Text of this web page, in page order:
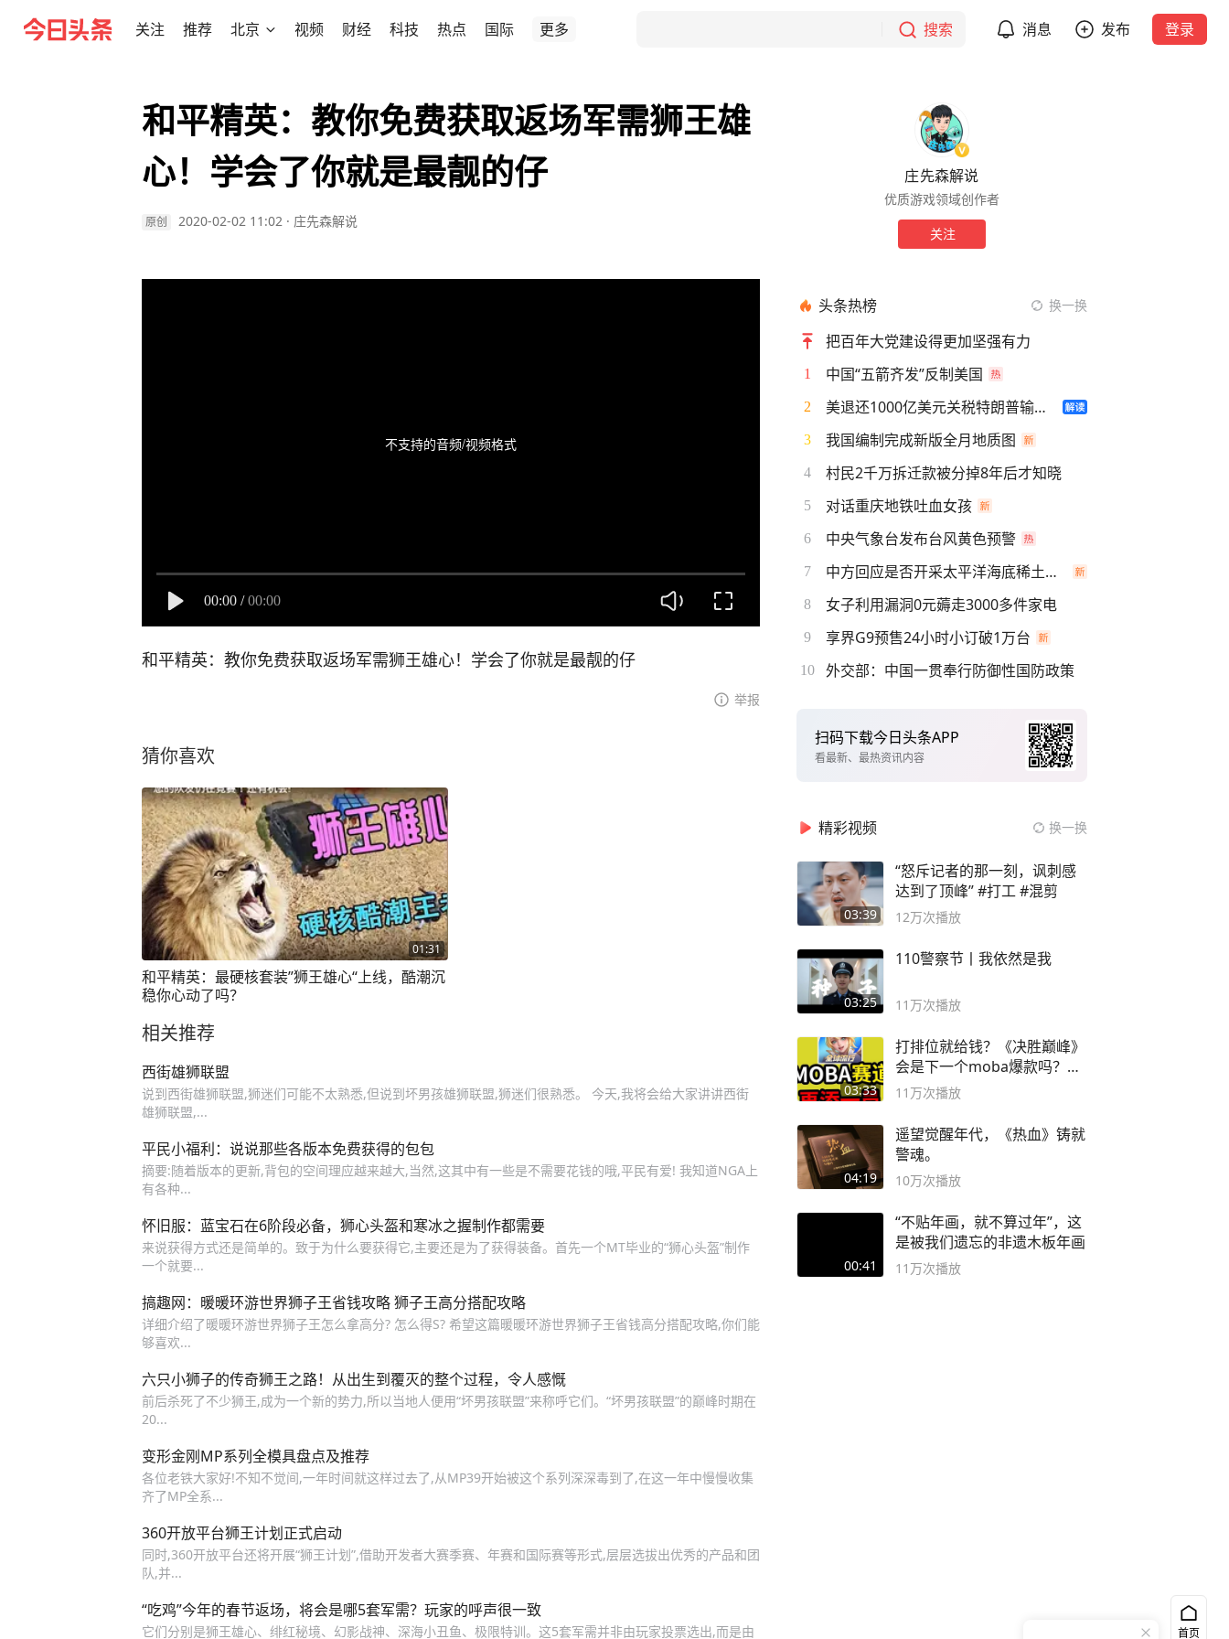
关注 推荐 北京 视频 财经 科技 热点 国际 更多 搜索 消息 发布 登录
和平精英：教你免费获取返场军需狮王雄
心！学会了你就是最靓的仔
原创 2020-02-02 11:02 · 庄先森解说
不支持的音频/视频格式
00:00 / 00:00
和平精英：教你免费获取返场军需狮王雄心！学会了你就是最靓的仔
举报
猜你喜欢
01:31
和平精英：最硬核套装”狮王雄心“上线，酷潮沉
稳你心动了吗？
相关推荐
西街雄狮联盟
说到西街雄狮联盟,狮迷们可能不太熟悉,但说到坏男孩雄狮联盟,狮迷们很熟悉。 今天,我将会给大家讲讲西街
雄狮联盟,...
平民小福利：说说那些各版本免费获得的包包
摘要:随着版本的更新,背包的空间理应越来越大,当然,这其中有一些是不需要花钱的哦,平民有爱! 我知道NGA上
有各种...
怀旧服：蓝宝石在6阶段必备，狮心头盔和寒冰之握制作都需要
来说获得方式还是简单的。致于为什么要获得它,主要还是为了获得装备。首先一个MT毕业的“狮心头盔”制作
一个就要...
搞趣网：暖暖环游世界狮子王省钱攻略 狮子王高分搭配攻略
详细介绍了暖暖环游世界狮子王怎么拿高分? 怎么得S? 希望这篇暖暖环游世界狮子王省钱高分搭配攻略,你们能
够喜欢...
六只小狮子的传奇狮王之路！从出生到覆灭的整个过程，令人感慨
前后杀死了不少狮王,成为一个新的势力,所以当地人便用“坏男孩联盟”来称呼它们。“坏男孩联盟”的巅峰时期在
20...
变形金刚MP系列全模具盘点及推荐
各位老铁大家好!不知不觉间,一年时间就这样过去了,从MP39开始被这个系列深深毒到了,在这一年中慢慢收集
齐了MP全系...
360开放平台狮王计划正式启动
同时,360开放平台还将开展“狮王计划”,借助开发者大赛季赛、年赛和国际赛等形式,层层选拔出优秀的产品和团
队,并...
“吃鸡”今年的春节返场，将会是哪5套军需？玩家的呼声很一致
它们分别是狮王雄心、绯红秘境、幻影战神、深海小丑鱼、极限特训。这5套军需并非由玩家投票选出,而是由
庄先森解说
优质游戏领域创作者
关注
头条热榜 换一换
把百年大党建设得更加坚强有力
1 中国“五箭齐发”反制美国
2 美退还1000亿美元关税特朗普输了吗
3 我国编制完成新版全月地质图
4 村民2千万拆迁款被分掉8年后才知晓
5 对话重庆地铁吐血女孩
6 中央气象台发布台风黄色预警
7 中方回应是否开采太平洋海底稀土资源
8 女子利用漏洞0元薅走3000多件家电
9 享界G9预售24小时小订破1万台
10 外交部：中国一贯奉行防御性国防政策
扫码下载今日头条APP
看最新、最热资讯内容
精彩视频 换一换
03:39
“怒斥记者的那一刻，讽刺感
达到了顶峰” #打工 #混剪
12万次播放
03:25
110警察节丨我依然是我
11万次播放
03:33
打排位就给钱？《决胜巅峰》
会是下一个moba爆款吗？#
决胜巅峰
11万次播放
04:19
遥望觉醒年代，《热血》铸就
警魂。
10万次播放
00:41
“不贴年画，就不算过年”，这
是被我们遗忘的非遗木板年画
11万次播放
首页